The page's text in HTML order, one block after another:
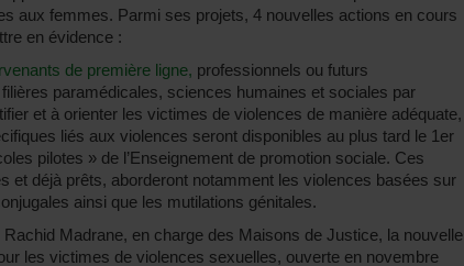
aux femmes. Parmi ses projets, 4 nouvelles actions en cours
en évidence :
de première ligne, professionnels ou futurs
paramédicales, sciences humaines et sociales par
et à orienter les victimes de violences de manière adéquate,
liés aux violences seront disponibles au plus tard le 1er
pilotes » de l’Enseignement de promotion sociale. Ces
et déjà prêts, aborderont notamment les violences basées sur
ainsi que les mutilations génitales.
Madrane, en charge des Maisons de Justice, la nouvelle
les victimes de violences sexuelles, ouverte en novembre